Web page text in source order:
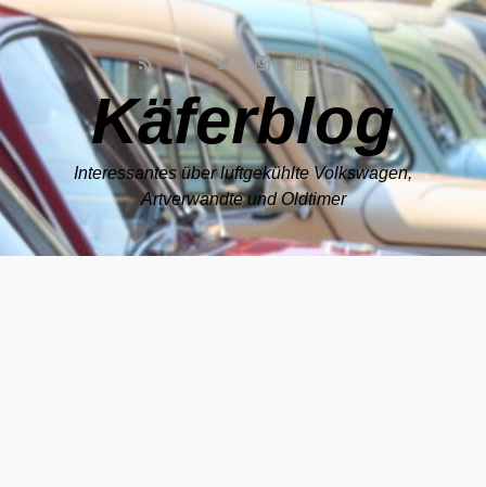
Zum Hauptinhalt springen
Käferblog
Interessantes über luftgekühlte Volkswagen,
Artverwandte und Oldtimer